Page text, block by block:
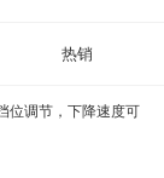
热销
位调节，下降速度可